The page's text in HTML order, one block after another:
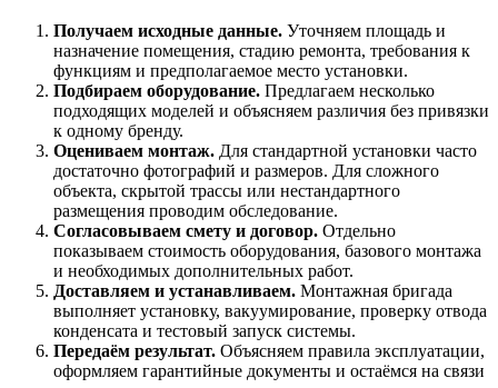
Получаем исходные данные. Уточняем площадь и
назначение помещения, стадию ремонта, требования к
функциям и предполагаемое место установки.
Подбираем оборудование. Предлагаем несколько
подходящих моделей и объясняем различия без привязки
к одному бренду.
Оцениваем монтаж. Для стандартной установки часто
достаточно фотографий и размеров. Для сложного
объекта, скрытой трассы или нестандартного
размещения проводим обследование.
Согласовываем смету и договор. Отдельно
показываем стоимость оборудования, базового монтажа
и необходимых дополнительных работ.
Доставляем и устанавливаем. Монтажная бригада
выполняет установку, вакуумирование, проверку отвода
конденсата и тестовый запуск системы.
Передаём результат. Объясняем правила эксплуатации,
оформляем гарантийные документы и остаёмся на связи